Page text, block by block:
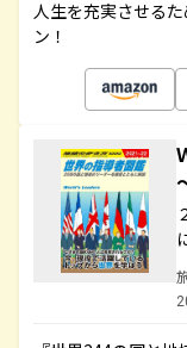
人生を充実させる
ン！